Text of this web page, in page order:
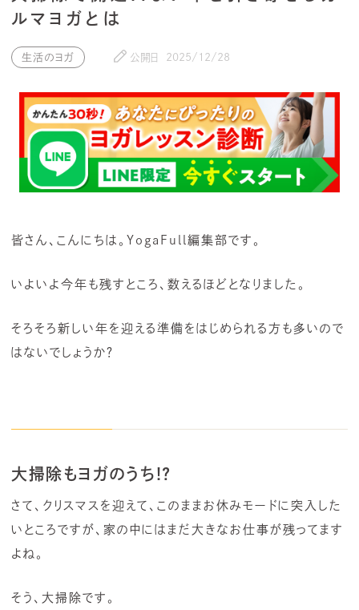
ルマヨガとは
生活のヨガ 公開日 2025/12/28
皆さん、こんにちは。YogaFull編集部です。
いよいよ今年も残すところ、数えるほどとなりました。
そろそろ新しい年を迎える準備をはじめられる方も多いので
はないでしょうか？
大掃除もヨガのうち!?
さて、クリスマスを迎えて、このままお休みモードに突入した
いところですが、家の中にはまだ大きなお仕事が残ってます
よね。
そう、大掃除です。